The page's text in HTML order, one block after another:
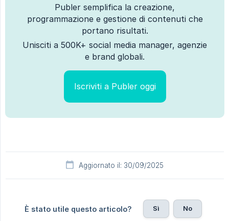
Publer semplifica la creazione,
programmazione e gestione di contenuti che
portano risultati.
Unisciti a 500K+ social media manager, agenzie
e brand globali.
Iscriviti a Publer oggi
Aggiornato il: 30/09/2025
È stato utile questo articolo? Sì No